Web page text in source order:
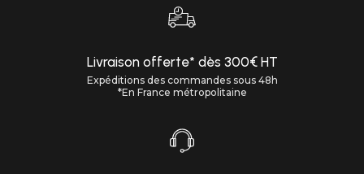
Livraison offerte* dès 300€ HT
Expéditions des commandes sous 48h
*En France métropolitaine